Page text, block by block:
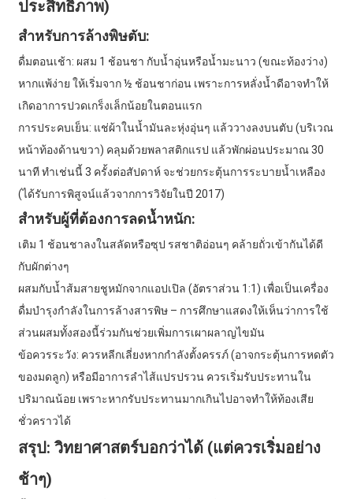
ประสิทธิภาพ)
สำหรับการล้างพิษตับ:
ดื่มตอนเช้า: ผสม 1 ช้อนชา กับน้ำอุ่นหรือน้ำมะนาว (ขณะท้องว่าง)
หากแพ้ง่าย ให้เริ่มจาก ½ ช้อนชาก่อน เพราะการหลั่งน้ำดีอาจทำให้
เกิดอาการปวดเกร็งเล็กน้อยในตอนแรก
การประคบเย็น: แช่ผ้าในน้ำมันละหุ่งอุ่นๆ แล้ววางลงบนตับ (บริเวณ
หน้าท้องด้านขวา) คลุมด้วยพลาสติกแรป แล้วพักผ่อนประมาณ 30
นาที ทำเช่นนี้ 3 ครั้งต่อสัปดาห์ จะช่วยกระตุ้นการระบายน้ำเหลือง
(ได้รับการพิสูจน์แล้วจากการวิจัยในปี 2017)
สำหรับผู้ที่ต้องการลดน้ำหนัก:
เติม 1 ช้อนชาลงในสลัดหรือซุป รสชาติอ่อนๆ คล้ายถั่วเข้ากันได้ดี
กับผักต่างๆ
ผสมกับน้ำส้มสายชูหมักจากแอปเปิล (อัตราส่วน 1:1) เพื่อเป็นเครื่อง
ดื่มบำรุงกำลังในการล้างสารพิษ – การศึกษาแสดงให้เห็นว่าการใช้
ส่วนผสมทั้งสองนี้ร่วมกันช่วยเพิ่มการเผาผลาญไขมัน
ข้อควรระวัง: ควรหลีกเลี่ยงหากกำลังตั้งครรภ์ (อาจกระตุ้นการหดตัว
ของมดลูก) หรือมีอาการลำไส้แปรปรวน ควรเริ่มรับประทานใน
ปริมาณน้อย เพราะหากรับประทานมากเกินไปอาจทำให้ท้องเสีย
ชั่วคราวได้
สรุป: วิทยาศาสตร์บอกว่าได้ (แต่ควรเริ่มอย่าง
ช้าๆ)